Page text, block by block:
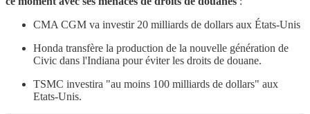
CMA CGM va investir 20 milliards de dollars aux États-Unis
Honda transfère la production de la nouvelle génération de
Civic dans l'Indiana pour éviter les droits de douane.
TSMC investira "au moins 100 milliards de dollars" aux
Etats-Unis.